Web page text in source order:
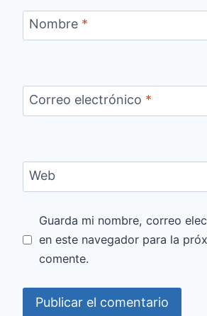
Nombre *
Correo electrónico *
Web
Guarda mi nombre, correo
en este navegador para la
comente.